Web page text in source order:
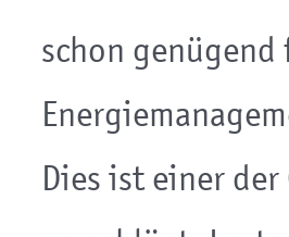
schon
Dies ist einer